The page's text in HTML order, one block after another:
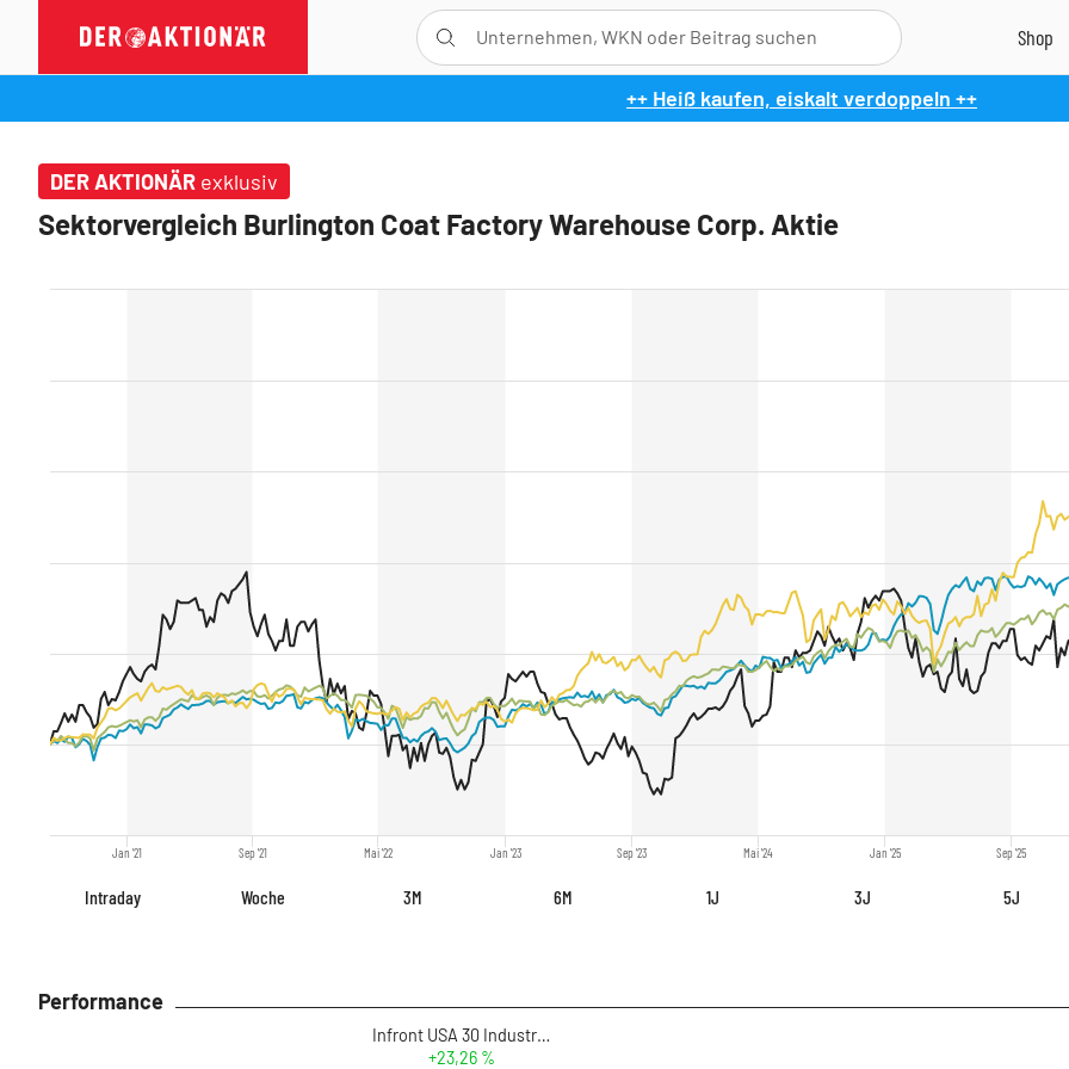
++ Heiß kaufen, eiskalt verdoppeln ++
DER AKTIONÄR exklusiv
Sektorvergleich Burlington Coat Factory Warehouse Corp. Aktie
Jan '21 Sep '21 Mai '22 Jan '23 Sep '23 Mai '24 Jan '25 Sep '25
Intraday Woche 3M 6M 1J 3J 5J
Performance
Infront USA 30 Industrial
+23,26 %